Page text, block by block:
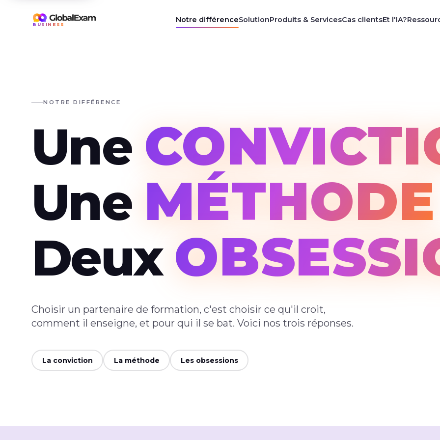
BUSINESS
Notre différenceSolutionProduits & ServicesCas clientsEt l'IA?
NOTRE DIFFÉRENCE
Une
Une MÉTHODE
Deux
Choisir un partenaire de formation, c'est choisir ce qu'il croit,
comment il enseigne, et pour qui il se bat. Voici nos trois réponses.
La conviction La méthode Les obsessions